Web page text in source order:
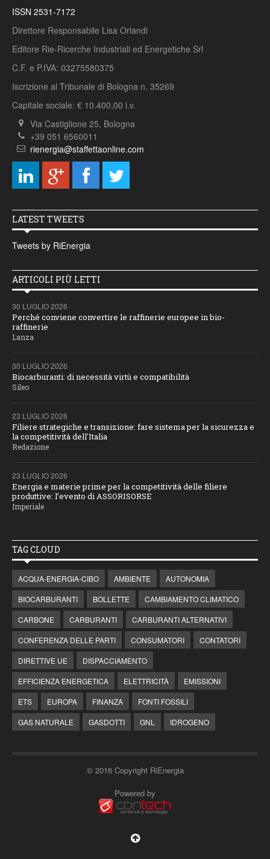
ISSN 2531-7172
Direttore Responsabile Lisa Orlandi
Editore Rie-Ricerche Industriali ed Energetiche Srl
C.F. e P.IVA: 03275580375
Iscrizione al Tribunale di Bologna n. 35269
Capitale sociale: € 10.400,00 i.v.
Via Castiglione 25, Bologna
+39 051 6560011
rienergia@staffettaonline.com
LATEST TWEETS
Tweets by RiEnergia
ARTICOLI PIÙ LETTI
30 LUGLIO 2026
Perché conviene convertire le raffinerie europee in bio-
raffinerie
Lanza
30 LUGLIO 2026
Biocarburanti: di necessità virtù e compatibilità
Sileo
23 LUGLIO 2026
Filiere strategiche e transizione: fare sistema per la sicurezza e
la competitività dell'Italia
Redazione
23 LUGLIO 2026
Energia e materie prime per la competitività delle filiere
produttive: l’evento di ASSORISORSE
Imperiale
TAG CLOUD
ACQUA-ENERGIA-CIBO AMBIENTE
AUTONOMIA
BIOCARBURANTI
BOLLETTE
CAMBIAMENTO CLIMATICO
CARBONE
CARBURANTI
CARBURANTI ALTERNATIVI
CONFERENZA DELLE PARTI
CONSUMATORI
CONTATORI
DIRETTIVE UE
DISPACCIAMENTO
EFFICIENZA ENERGETICA
ELETTRICITÀ
EMISSIONI
ETS
EUROPA FINANZA
FONTI FOSSILI
GAS NATURALE
GASDOTTI GNL IDROGENO
© 2016 Copyright RiEnergia
Powered by